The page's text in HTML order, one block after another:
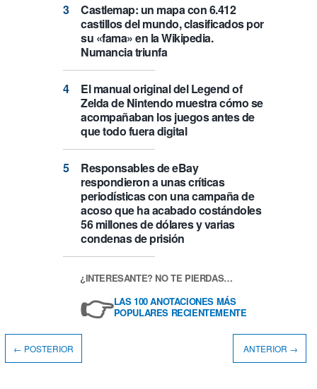
Castlemap: un mapa con 6.412
castillos del mundo, clasificados por
su «fama» en la Wikipedia.
Numancia triunfa
El manual original del Legend of
Zelda de Nintendo muestra cómo se
acompañaban los juegos antes de
que todo fuera digital
Responsables de eBay
respondieron a unas críticas
periodísticas con una campaña de
acoso que ha acabado costándoles
56 millones de dólares y varias
condenas de prisión
¿INTERESANTE? NO TE PIERDAS…
👉LAS 100 ANOTACIONES MÁS
POPULARES RECIENTEMENTE
← POSTERIOR ANTERIOR →